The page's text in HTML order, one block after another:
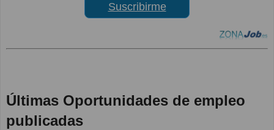
Suscribirme
Últimas Oportunidades de empleo
publicadas